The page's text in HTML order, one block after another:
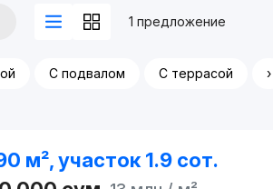
1 предложение
С подвалом С террасой ›
м², участок 1.9 сот.